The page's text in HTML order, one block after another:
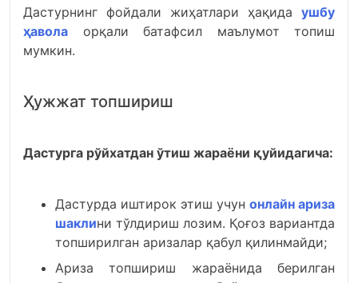
Дастурнинг фойдали жиҳатлари ҳақида ушбу
ҳавола орқали батафсил маълумот топиш
мумкин.
Ҳужжат топшириш
Дастурга рўйхатдан ўтиш жараёни қуйидагича:
Дастурда иштирок этиш учун онлайн ариза
шаклини тўлдириш лозим. Қоғоз вариантда
топширилган аризалар қабул қилинмайди;
Ариза топшириш жараёнида берилган